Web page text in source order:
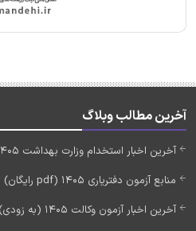
آخرین مطالب وبلاگ
آخرین اخبار استخدام وزارت بهداشت 1405 (به زودی)
منابع آزمون دفتریاری 1405 (pdf رایگان)
آخرین اخبار آزمون وکالت 1405 (به زودی)